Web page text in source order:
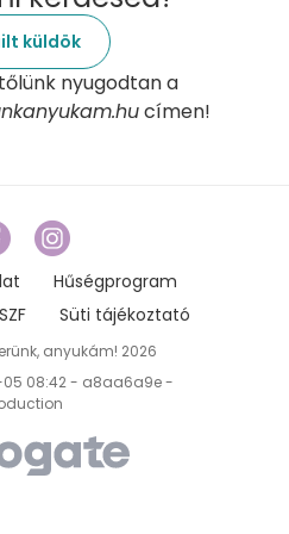
küldök
nyugodtan a
címen!
Hűségprogram
Süti tájékoztató
anyukám! 2026
05 08:42 - a8aa6a9e -